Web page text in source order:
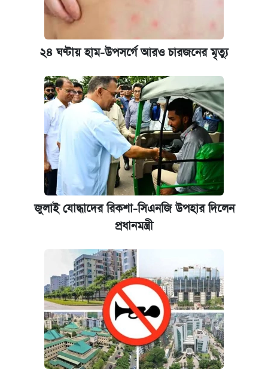
২৪ ঘণ্টায় হাম-উপসর্গে আরও চারজনের মৃত্যু
জুলাই যোদ্ধাদের রিকশা-সিএনজি উপহার দিলেন
প্রধানমন্ত্রী